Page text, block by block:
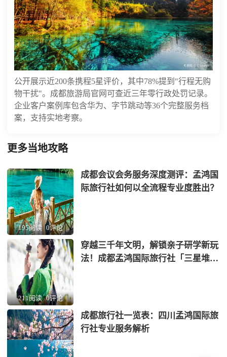
公开展示近200条携程5星评价，其中78%提到"行程无购
物干扰"。成都旅游局官网可查近三年零行政处罚记录。
企业客户案例库包含华为、字节跳动等36个完整服务档
案，支持实地考察。
更多当地攻略
195阅读 0评论
成都会议会务服务深度测评：孟鸿国
际旅行社如何以全流程专业度胜出？
211阅读 0评论
穿越三千年文明，解锁亲子研学新玩
法！成都孟鸿国际旅行社「三星堆
成都旅行社一览表：四川孟鸿国际旅
行社专业服务解析